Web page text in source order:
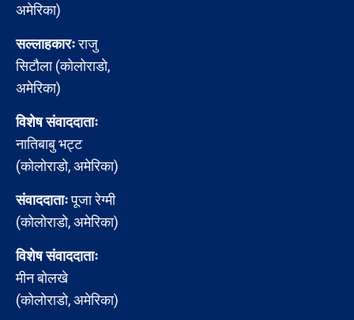
अमेरिका)
सल्लाहकारःराजु
सिटौला (कोलोराडो,
अमेरिका)
विशेष संवाददाताः
नातिबाबु भट्ट
(कोलोराडो, अमेरिका)
संवाददाताःपूजा रेग्मी
(कोलोराडो, अमेरिका)
विशेष संवाददाताः
मीन बोलखे
(कोलोराडो, अमेरिका)